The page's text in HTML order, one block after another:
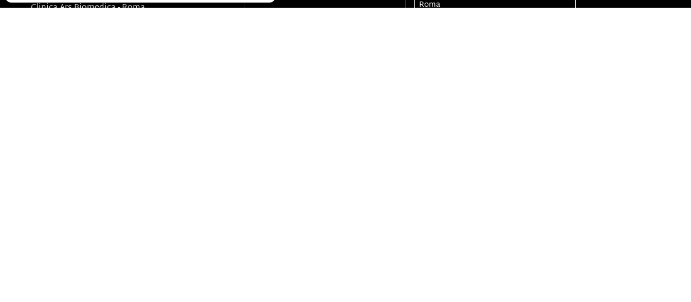
Clinica Ars Biomedica - Roma